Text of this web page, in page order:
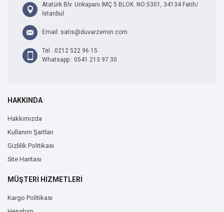
Atatürk Blv. Unkapanı İMÇ 5 BLOK. NO:5301, 34134 Fatih/
İstanbul
Email: satis@duvarzemin.com
Tel : 0212 522 96 15
Whatsapp : 0541 213 97 30
HAKKINDA
Hakkımızda
Kullanım Şartları
Gizlilik Politikası
Site Haritası
MÜŞTERİ HİZMETLERİ
Kargo Politikası